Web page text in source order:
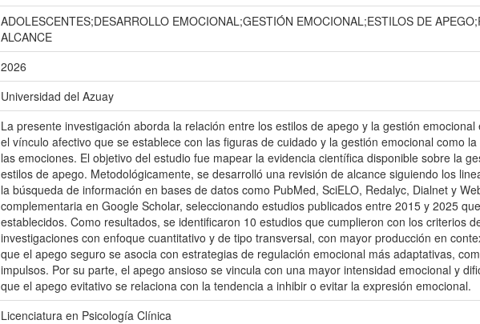
ADOLESCENTES;DESARROLLO EMOCIONAL;GESTIÓN EMOCIONAL;ESTILOS DE
ALCANCE
2026
Universidad del Azuay
La presente investigación aborda la relación entre los estilos de apego y la gestión
el vínculo afectivo que se establece con las figuras de cuidado y la gestión emocional como
las emociones. El objetivo del estudio fue mapear la evidencia científica disponible sobre la
estilos de apego. Metodológicamente, se desarrolló una revisión de alcance siguiendo los
la búsqueda de información en bases de datos como PubMed, SciELO, Redalyc, Dialnet y
complementaria en Google Scholar, seleccionando estudios publicados entre 2015 y 2025
establecidos. Como resultados, se identificaron 10 estudios que cumplieron con los criterios
investigaciones con enfoque cuantitativo y de tipo transversal, con mayor producción en
que el apego seguro se asocia con estrategias de regulación emocional más adaptativas,
impulsos. Por su parte, el apego ansioso se vincula con una mayor intensidad emocional y
que el apego evitativo se relaciona con la tendencia a inhibir o evitar la expresión emocional.
Licenciatura en Psicología Clínica